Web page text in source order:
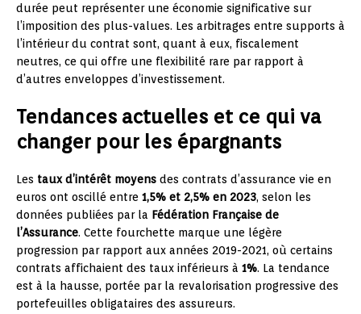
durée peut représenter une économie significative sur
l’imposition des plus-values. Les arbitrages entre supports à
l’intérieur du contrat sont, quant à eux, fiscalement
neutres, ce qui offre une flexibilité rare par rapport à
d’autres enveloppes d’investissement.
Tendances actuelles et ce qui va
changer pour les épargnants
Les taux d’intérêt moyens des contrats d’assurance vie en
euros ont oscillé entre 1,5% et 2,5% en 2023, selon les
données publiées par la Fédération Française de
l’Assurance. Cette fourchette marque une légère
progression par rapport aux années 2019-2021, où certains
contrats affichaient des taux inférieurs à 1%. La tendance
est à la hausse, portée par la revalorisation progressive des
portefeuilles obligataires des assureurs.